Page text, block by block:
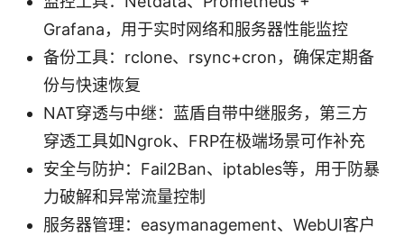
Grafana，用于实时网络和服务器性能监控
备份工具：rclone、rsync+cron，确保定期备
份与快速恢复
NAT穿透与中继：蓝盾自带中继服务，第三方
穿透工具如Ngrok、FRP在极端场景可作补充
安全与防护：Fail2Ban、iptables等，用于防暴
力破解和异常流量控制
服务器管理：easymanagement、WebUI客户